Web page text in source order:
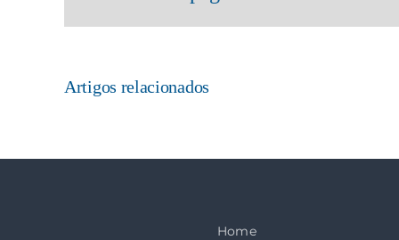
Artigos relacionados
Home